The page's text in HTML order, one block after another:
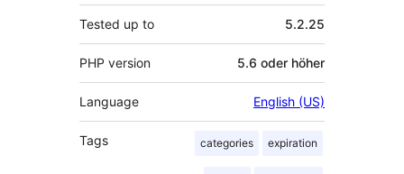
Tested up to 5.2.25
PHP version 5.6 oder höher
Language English (US)
Tags categories expiration